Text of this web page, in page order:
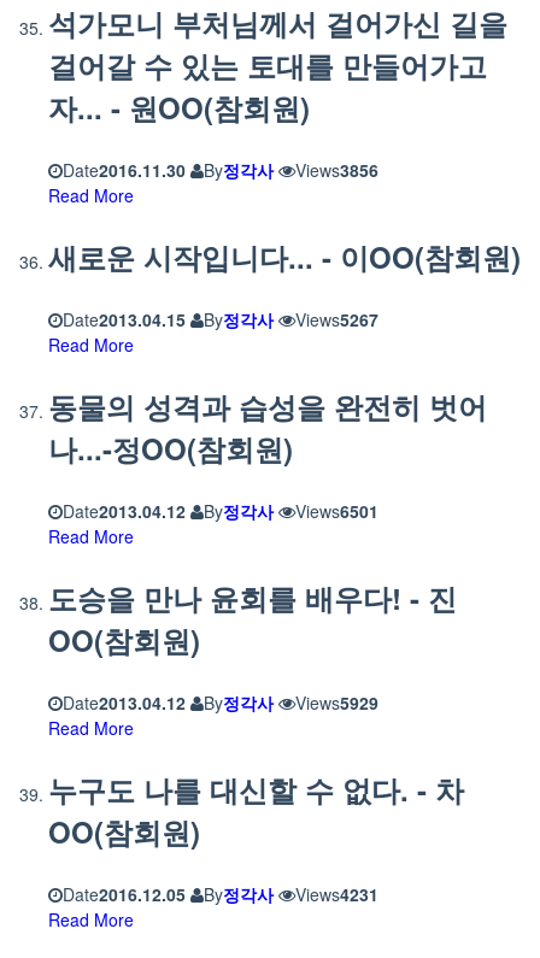
석가모니 부처님께서 걸어가신 길을
걸어갈 수 있는 토대를 만들어가고
자... - 원OO(참회원)
Date2016.11.30 By정각사 Views3856
Read More
새로운 시작입니다... - 이OO(참회원)
Date2013.04.15 By정각사 Views5267
Read More
동물의 성격과 습성을 완전히 벗어
나...-정OO(참회원)
Date2013.04.12 By정각사 Views6501
Read More
도승을 만나 윤회를 배우다! - 진
OO(참회원)
Date2013.04.12 By정각사 Views5929
Read More
누구도 나를 대신할 수 없다. - 차
OO(참회원)
Date2016.12.05 By정각사 Views4231
Read More